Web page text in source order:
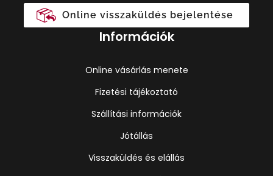
Online visszaküldés bejelentése
Információk
Online vásárlás menete
Fizetési tájékoztató
Szállítási információk
Jótállás
Visszaküldés és elállás